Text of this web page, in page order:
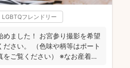
LGBTQフレンドリー
めました！ お宮参り撮影を希望
ださい。 （色味や柄等はポート
をご覧ください） ※なお産着は